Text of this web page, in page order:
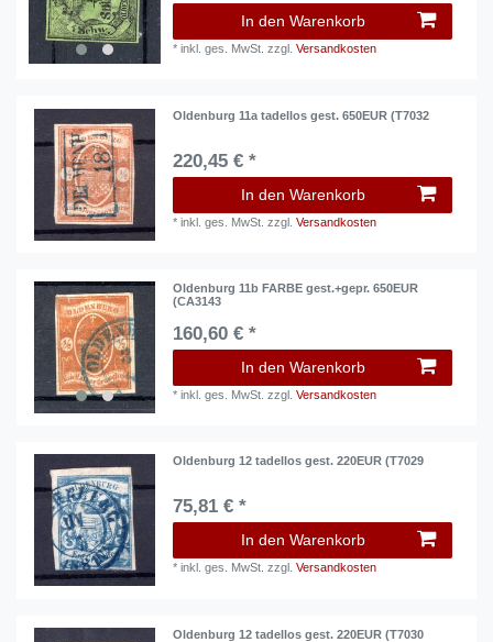
In den Warenkorb
*inkl. ges. MwSt. zzgl.Versandkosten
Oldenburg 11a tadellos gest. 650EUR (T7032
220,45 € *
In den Warenkorb
*inkl. ges. MwSt. zzgl.Versandkosten
Oldenburg 11b FARBE gest.+gepr. 650EUR
(CA3143
160,60 € *
In den Warenkorb
*inkl. ges. MwSt. zzgl.Versandkosten
Oldenburg 12 tadellos gest. 220EUR (T7029
75,81 € *
In den Warenkorb
*inkl. ges. MwSt. zzgl.Versandkosten
Oldenburg 12 tadellos gest. 220EUR (T7030